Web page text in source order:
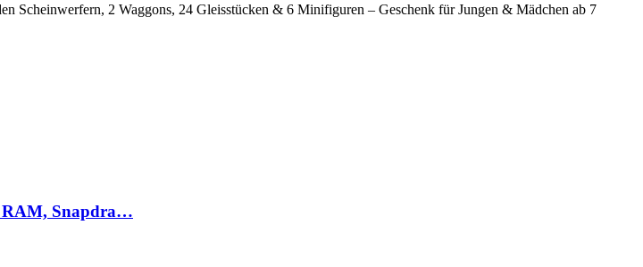
Scheinwerfern, 2 Waggons, 24 Gleisstücken & 6 Minifiguren – Geschenk für Jungen & Mädchen ab 7
RAM, Snapdra…